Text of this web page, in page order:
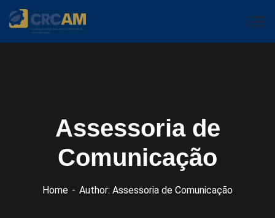
Assessoria de
Comunicação
Home Author: Assessoria de Comunicação